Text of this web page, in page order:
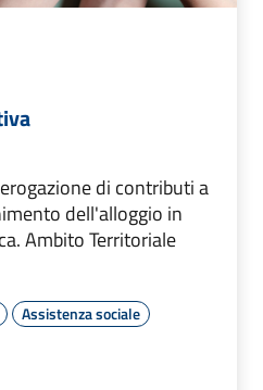
di contributi a
dell'alloggio in
Ambito Territoriale
Assistenza sociale